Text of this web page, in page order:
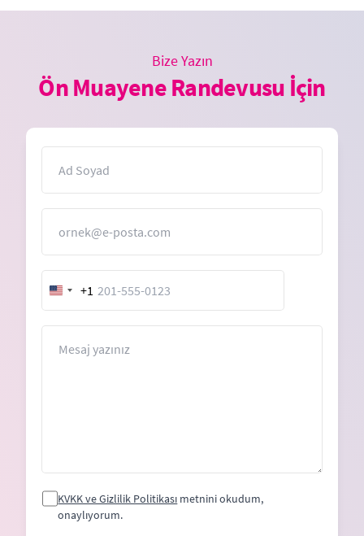
Bize Yazın
Ön Muayene Randevusu İçin
United
States
+1
KVKK ve Gizlilik Politikası metnini okudum,
onaylıyorum.